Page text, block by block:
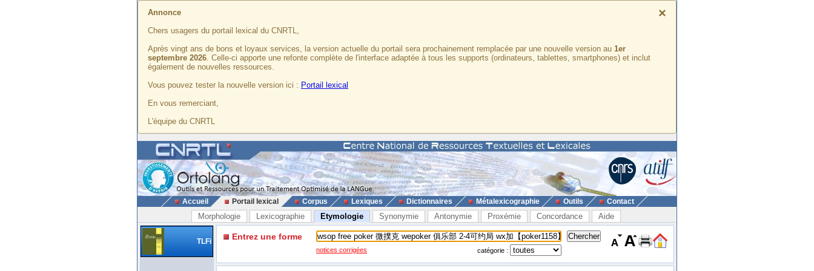
×
Annonce
Chers usagers du portail lexical du CNRTL,
Après vingt ans de bons et loyaux services, la version actuelle du portail sera prochainement remplacée par une nouvelle version au 1er
septembre 2026. Celle-ci apporte une refonte complète de l'interface adaptée à tous les supports (ordinateurs, tablettes, smartphones) et inclut
également de nouvelles ressources.
Vous pouvez tester la nouvelle version ici : Portail lexical
En vous remerciant,
L'équipe du CNRTL
Accueil Portail lexical Corpus Lexiques Dictionnaires Métalexicographie Outils Contact
Morphologie Lexicographie Etymologie Synonymie Antonymie Proxémie Concordance Aide
TLFi Entrez une forme
notices corrigées catégorie :